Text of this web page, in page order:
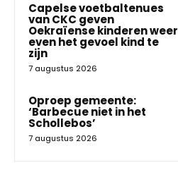
Capelse voetbaltenues
van CKC geven
Oekraïense kinderen weer
even het gevoel kind te
zijn
7 augustus 2026
Oproep gemeente:
‘Barbecue niet in het
Schollebos’
7 augustus 2026